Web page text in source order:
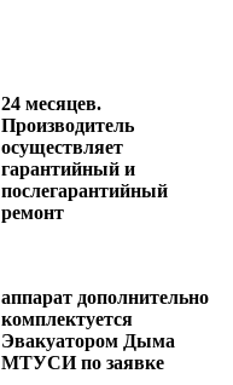
24 месяцев.
Производитель
осуществляет
гарантийный и
послегарантийный
ремонт
аппарат дополнительно
комплектуется
Эвакуатором Дыма
МТУСИ по заявке